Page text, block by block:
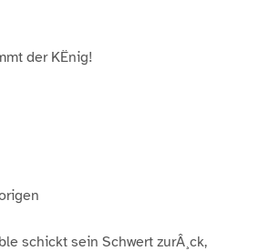
der KËnig!
schickt sein Schwert zurÂ¸ck,